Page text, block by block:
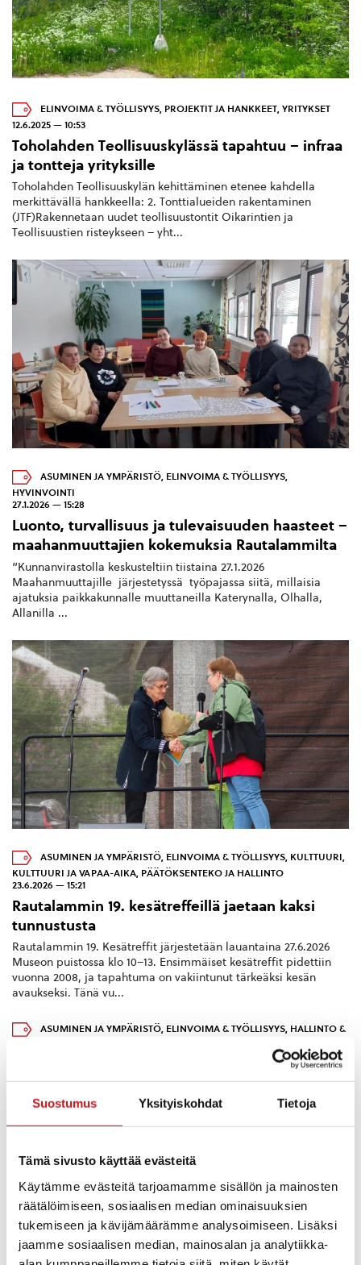
Suostumus Yksityiskohdat Tietoja
Tämä sivusto käyttää evästeitä
Käytämme evästeitä tarjoamamme sisällön ja mainosten
räätälöimiseen, sosiaalisen median ominaisuuksien
tukemiseen ja kävijämäärämme analysoimiseen. Lisäksi
jaamme sosiaalisen median, mainosalan ja analytiikka-
ELINVOIMA & TYÖLLISYYS PROJEKTIT JA HANKKEET YRITYKSET
12.6.2025 — 10:53
Toholahden Teollisuuskylässä tapahtuu – infraa
ja tontteja yrityksille
Toholahden Teollisuuskylän kehittäminen etenee kahdella
merkittävällä hankkeella: 2. Tonttialueiden rakentaminen
(JTF)Rakennetaan uudet teollisuustontit Oikarintien ja
Teollisuustien risteykseen – yht...
ASUMINEN JA YMPÄRISTÖ, ELINVOIMA & TYÖLLISYYS,
HYVINVOINTI
27.1.2026 — 15:28
Luonto, turvallisuus ja tulevaisuuden haasteet –
maahanmuuttajien kokemuksia Rautalammilta
”Kunnanvirastolla keskusteltiin tiistaina 27.1.2026
Maahanmuuttajille järjestetyssä työpajassa siitä, millaisia
ajatuksia paikkakunnalle muuttaneilla Katerynalla, Olhalla,
Allanilla ...
ASUMINEN JA YMPÄRISTÖ ELINVOIMA & TYÖLLISYYS KULTTUURI
KULTTUURI JA VAPAA-AIKA PÄÄTÖKSENTEKO JA HALLINTO
23.6.2026 — 15:21
Rautalammin 19. kesätreffeillä jaetaan kaksi
tunnustusta
Rautalammin 19. Kesätreffit järjestetään lauantaina 27.6.2026
Museon puistossa klo 10–13. Ensimmäiset kesätreffit pidettiin
vuonna 2008, ja tapahtuma on vakiintunut tärkeäksi kesän
avaukseksi. Tänä vu...
ASUMINEN JA YMPÄRISTÖ, ELINVOIMA & TYÖLLISYYS, HALLINTO &
Päätös koskien geofysikaalista
lentomittaustutkimusta mm. Rautalammin
koskien geofysikaalista lentomittaustutkimusta Rautalammin,
Konneveden, Suonenjoen ja Hankasalmen kunnissa
1.8.-30.9.2020.